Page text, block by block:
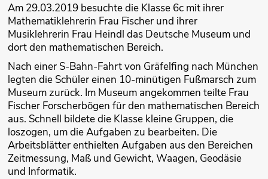
Am 29.03.2019 besuchte die Klasse 6c mit ihrer
Mathematiklehrerin Frau Fischer und ihrer
Musiklehrerin Frau Heindl das Deutsche Museum und
dort den mathematischen Bereich.
Nach einer S-Bahn-Fahrt von Gräfelfing nach München
legten die Schüler einen 10-minütigen Fußmarsch zum
Museum zurück. Im Museum angekommen teilte Frau
Fischer Forscherbögen für den mathematischen Bereich
aus. Schnell bildete die Klasse kleine Gruppen, die
loszogen, um die Aufgaben zu bearbeiten. Die
Arbeitsblätter enthielten Aufgaben aus den Bereichen
Zeitmessung, Maß und Gewicht, Waagen, Geodäsie
und Informatik.